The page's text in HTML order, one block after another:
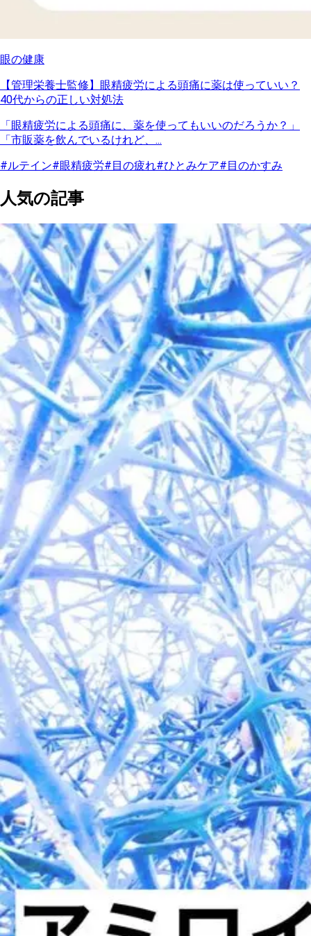
眼の健康
【管理栄養士監修】眼精疲労による頭痛に薬は使っていい？
40代からの正しい対処法
「眼精疲労による頭痛に、薬を使ってもいいのだろうか？」
「市販薬を飲んでいるけれど、...
#ルテイン#眼精疲労#目の疲れ#ひとみケア#目のかすみ
人気の記事